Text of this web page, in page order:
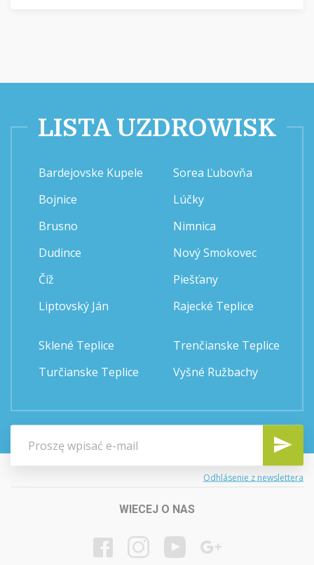
LISTA UZDROWISK
Bardejovske Kupele
Bojnice
Brusno
Dudince
Číž
Liptovský Ján
Sorea Ľubovňa
Lúčky
Nimnica
Nový Smokovec
Piešťany
Rajecké Teplice
Sklené Teplice
Turčianske Teplice
Trenčianske Teplice
Vyšné Ružbachy
Odhlásenie z newslettera
WIECEJ O NAS